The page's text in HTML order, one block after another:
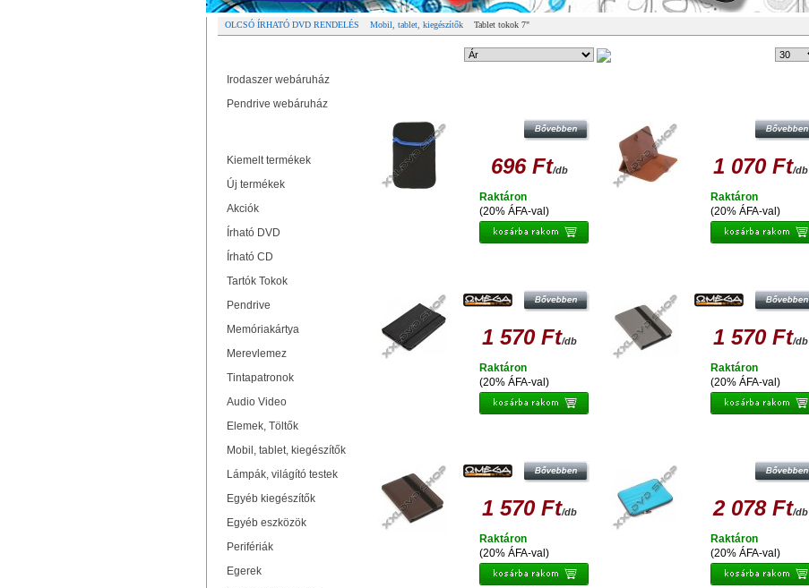
OLCSÓ ÍRHATÓ DVD RENDELÉS Mobil, tablet, kiegészítők Tablet tokok 7"
Irodaszer webáruház
Pendrive webáruház
Kiemelt termékek
Új termékek
Akciók
Írható DVD
Írható CD
Tartók Tokok
Pendrive
Memóriakártya
Merevlemez
Tintapatronok
Audio Video
Elemek, Töltők
Mobil, tablet, kiegészítők
Lámpák, világító testek
Egyéb kiegészítők
Egyéb eszközök
Perifériák
Egerek
696 Ft/db
(20% ÁFA-val)
Raktáron
(BARNA), ÖKO-BŐRBŐL 41669
1 070 Ft/db
(20% ÁFA-val)
Raktáron
1 570 Ft/db
(20% ÁFA-val)
Raktáron
1 570 Ft/db
(20% ÁFA-val)
Raktáron
1 570 Ft/db
(20% ÁFA-val)
Raktáron
2 078 Ft/db
(20% ÁFA-val)
Raktáron